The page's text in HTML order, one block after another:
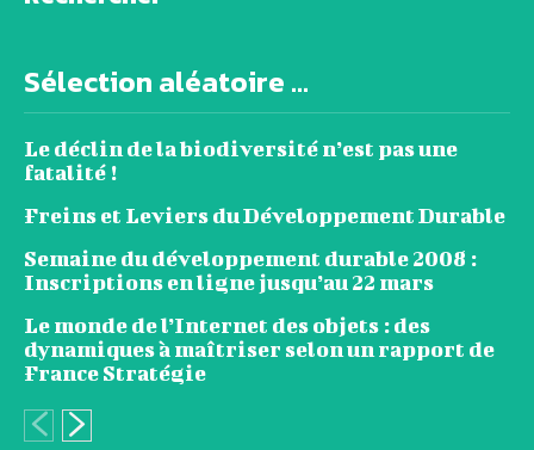
Sélection aléatoire ...
Le déclin de la biodiversité n’est pas une
fatalité !
Freins et Leviers du Développement Durable
Semaine du développement durable 2008 :
Inscriptions en ligne jusqu’au 22 mars
Le monde de l’Internet des objets : des
dynamiques à maîtriser selon un rapport de
France Stratégie